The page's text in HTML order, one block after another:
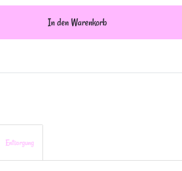
In den Warenkorb
Entsorgung